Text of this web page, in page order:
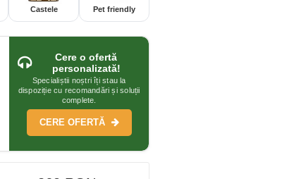
Castele Pet friendly
Cere o ofertă
personalizată!
Specialiștii noștri îți stau la
dispoziție cu recomandări și soluții
complete.
CERE OFERTĂ